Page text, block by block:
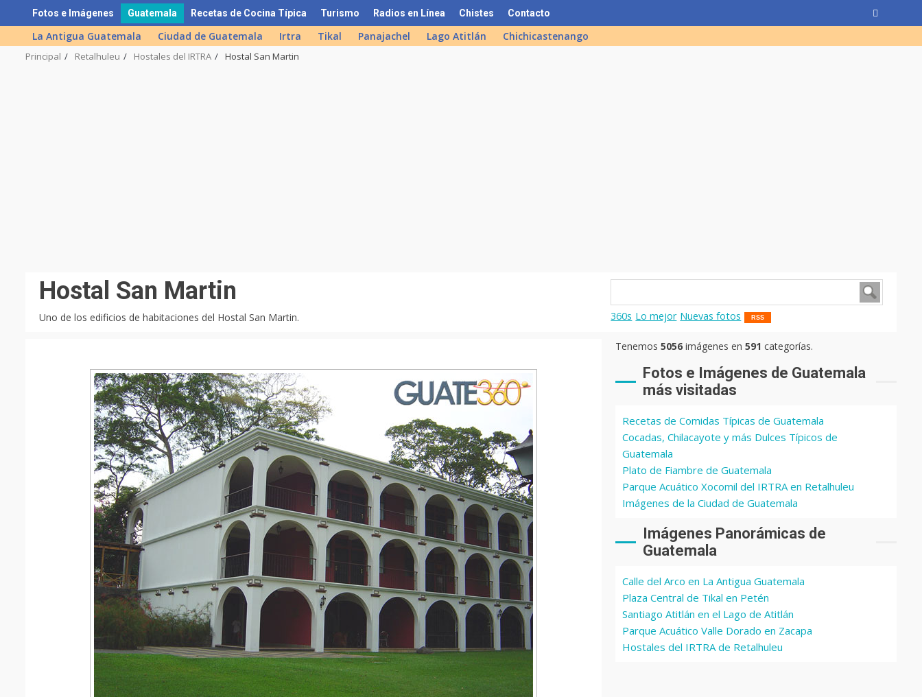
to
content
Fotos e Imágenes Guatemala Recetas de Cocina Típica Turismo Radios en Línea Chistes Contacto
La Antigua Guatemala Ciudad de Guatemala Irtra Tikal Panajachel Lago Atitlán Chichicastenango
Principal Retalhuleu Hostales del IRTRA Hostal San Martin
Hostal San Martin
Uno de los edificios de habitaciones del Hostal San Martin. 360s Lo mejor Nuevas fotos RSS
Tenemos5056 imágenes en591 categorías.
Fotos e Imágenes de Guatemala
más visitadas
Recetas de Comidas Típicas de Guatemala
Cocadas, Chilacayote y más Dulces Típicos de
Guatemala
Plato de Fiambre de Guatemala
Parque Acuático Xocomil del IRTRA en Retalhuleu
Imágenes de la Ciudad de Guatemala
Imágenes Panorámicas de
Guatemala
Calle del Arco en La Antigua Guatemala
Plaza Central de Tikal en Petén
Santiago Atitlán en el Lago de Atitlán
Parque Acuático Valle Dorado en Zacapa
Hostales del IRTRA de Retalhuleu